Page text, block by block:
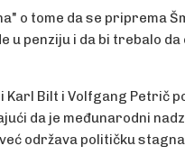
o tome da se priprema
u penziju i da bi trebalo
Bilt i Volfgang Petrič
da je međunarodni
održava političku